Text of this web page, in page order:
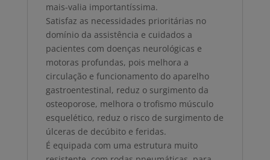
mais-valia importantíssima.
Satisfaz as necessidades prioritárias no
domínio da assistência e cuidados a
pacientes com doenças neurológicas e
motoras profundas, pois melhora a
circulação e funcionamento do aparelho
gastroentestinal, reduz o surgimento da
osteoporose, melhora o trofismo músculo
esquelético, reduz o risco de surgimento de
úlceras de decúbito e feridas.
É equipada com uma estrutura muito